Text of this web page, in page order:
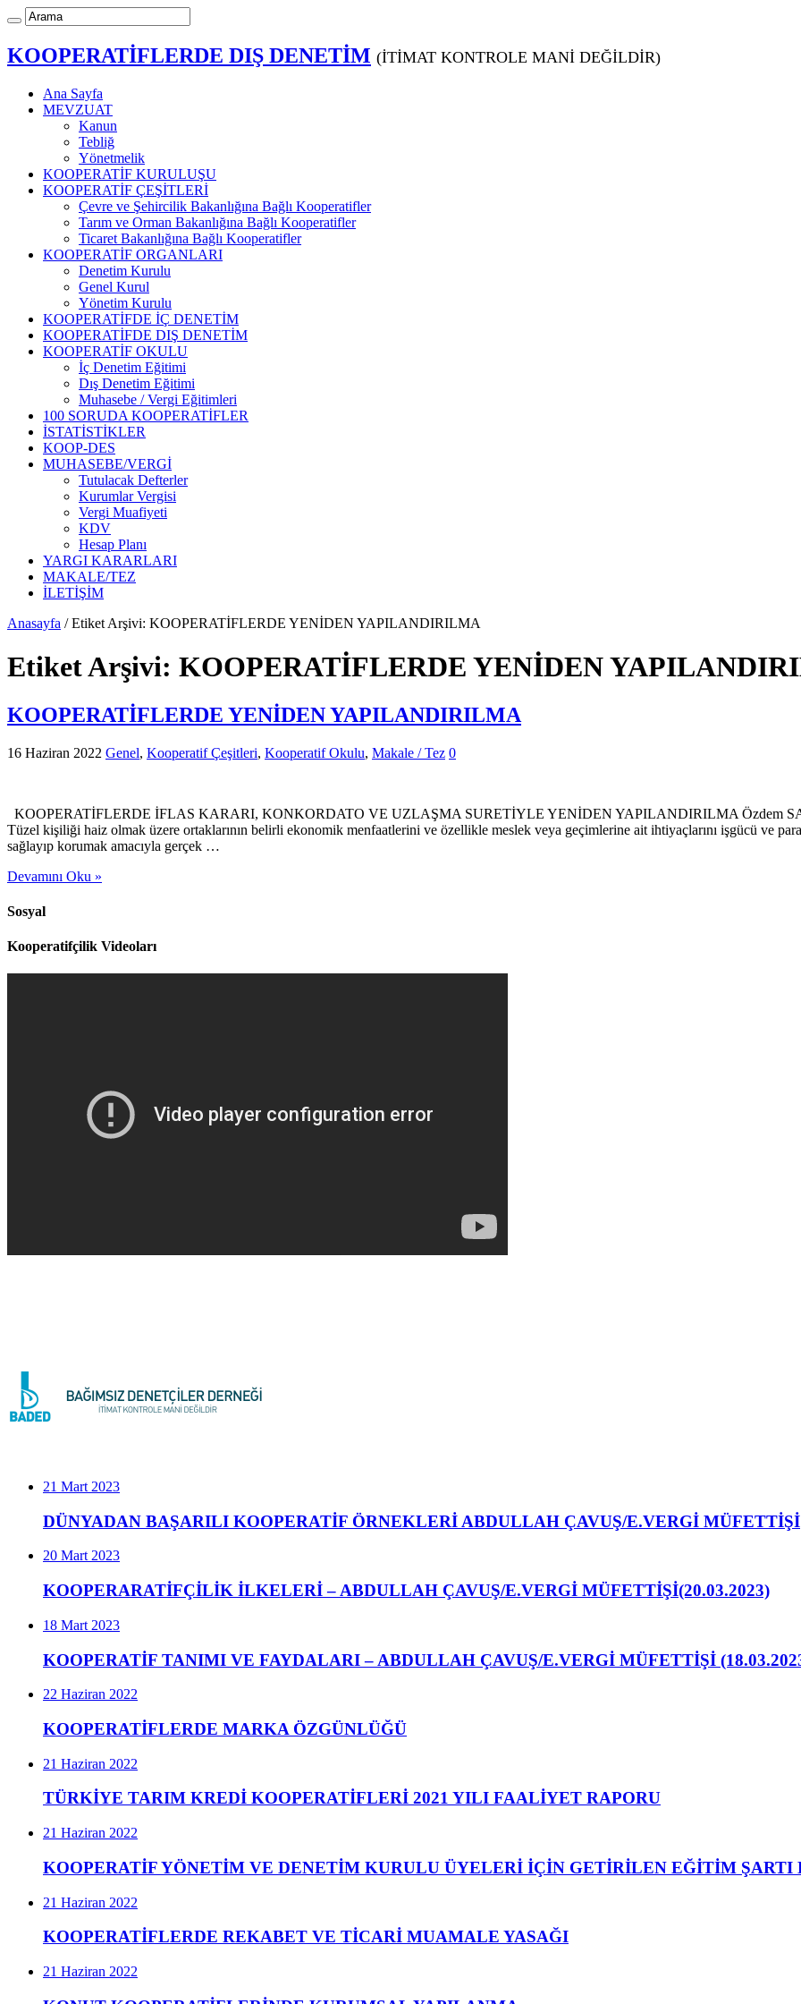
KOOPERATİFLERDE DIŞ DENETİM (İTİMAT KONTROLE MANİ DEĞİLDİR)
Ana Sayfa
MEVZUAT
Kanun
Tebliğ
Yönetmelik
KOOPERATİF KURULUŞU
KOOPERATİF ÇEŞİTLERİ
Çevre ve Şehircilik Bakanlığına Bağlı Kooperatifler
Tarım ve Orman Bakanlığına Bağlı Kooperatifler
Ticaret Bakanlığına Bağlı Kooperatifler
KOOPERATİF ORGANLARI
Denetim Kurulu
Genel Kurul
Yönetim Kurulu
KOOPERATİFDE İÇ DENETİM
KOOPERATİFDE DIŞ DENETİM
KOOPERATİF OKULU
İç Denetim Eğitimi
Dış Denetim Eğitimi
Muhasebe / Vergi Eğitimleri
100 SORUDA KOOPERATİFLER
İSTATİSTİKLER
KOOP-DES
MUHASEBE/VERGİ
Tutulacak Defterler
Kurumlar Vergisi
Vergi Muafiyeti
KDV
Hesap Planı
YARGI KARARLARI
MAKALE/TEZ
İLETİŞİM
Anasayfa / Etiket Arşivi: KOOPERATİFLERDE YENİDEN YAPILANDIRILMA
Etiket Arşivi: KOOPERATİFLERDE YENİDEN
KOOPERATİFLERDE YENİDEN YAPILANDIRILMA
16 Haziran 2022 Genel, Kooperatif Çeşitleri, Kooperatif Okulu, Makale / Tez 0
KOOPERATİFLERDE İFLAS KARARI, KONKORDATO VE UZLAŞMA SURETİYLE YENİDEN YAPILANDIRILMA Özdem
Tüzel kişiliği haiz olmak üzere ortaklarının belirli ekonomik menfaatlerini ve özellikle meslek veya geçimlerine ait ihtiyaçlarını işgücü ve
sağlayıp korumak amacıyla gerçek …
Devamını Oku »
Sosyal
Kooperatifçilik Videoları
21 Mart 2023
DÜNYADAN BAŞARILI KOOPERATİF ÖRNEKLERİ ABDULLAH ÇAVUŞ/E.VERGİ MÜFETTİŞİ
20 Mart 2023
KOOPERARATİFÇİLİK İLKELERİ – ABDULLAH ÇAVUŞ/E.VERGİ MÜFETTİŞİ(20.03.2023)
18 Mart 2023
KOOPERATİF TANIMI VE FAYDALARI – ABDULLAH ÇAVUŞ/E.VERGİ MÜFETTİŞİ
22 Haziran 2022
KOOPERATİFLERDE MARKA ÖZGÜNLÜĞÜ
21 Haziran 2022
TÜRKİYE TARIM KREDİ KOOPERATİFLERİ 2021 YILI FAALİYET RAPORU
21 Haziran 2022
KOOPERATİF YÖNETİM VE DENETİM KURULU ÜYELERİ İÇİN GETİRİLEN EĞİTİM ŞARTI
21 Haziran 2022
KOOPERATİFLERDE REKABET VE TİCARİ MUAMALE YASAĞI
21 Haziran 2022